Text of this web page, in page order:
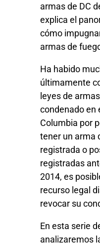
armas de DC
explica el
cómo
armas de
Ha habido
últimamente
leyes de
condenado en
Columbia por
tener un arma
registrada o
registradas
2014, es
recurso legal
revocar su
En esta serie
analizaremos